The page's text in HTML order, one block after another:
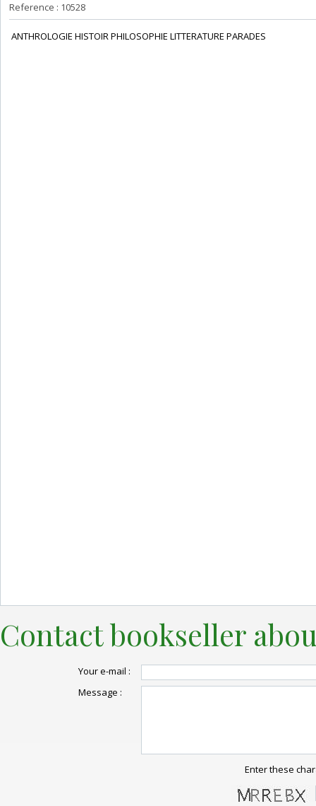
Reference : 10528
‎ ANTHROLOGIE HISTOIR PHILOSOPHIE LITTERATURE PARADES‎
Contact bookseller
Your e-mail :
Message :
Enter these